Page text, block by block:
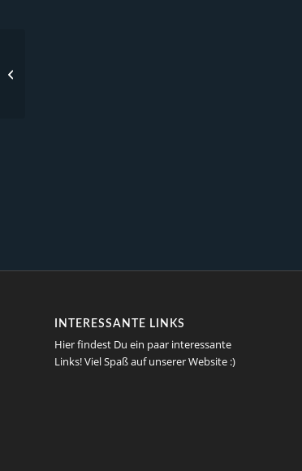
INTERESSANTE LINKS
Hier findest Du ein paar interessante
Links! Viel Spaß auf unserer Website :)